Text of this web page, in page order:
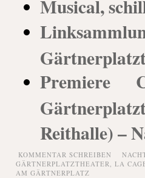
Musical,
Premiere
Reithalle) –
KOMMENTAR SCHREIBEN
GÄRTNERPLATZTHEATER, LA
AM GÄRTNERPLATZ